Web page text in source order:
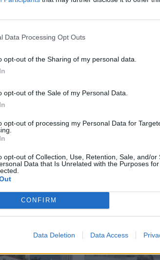
Data Processing Opt Outs
opt-out of the Sharing of my personal data.
opt-out of the Sale of my Personal Data.
opt-out of processing my Personal Data for
opt-out of Collection, Use, Retention, Sale, and/or
Data that Is Unrelated with the Purposes
CONFIRM
Data Deletion Data Access
két
ért a
–
Székely
román és a
sajtó,